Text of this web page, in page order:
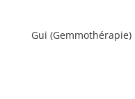
Gui (Gemmothérapie)